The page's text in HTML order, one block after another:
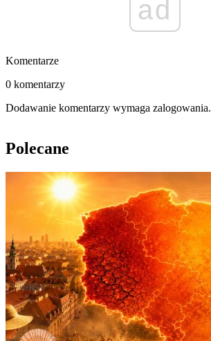
ad
Komentarze
0 komentarzy
Dodawanie komentarzy wymaga zalogowania.
Polecane